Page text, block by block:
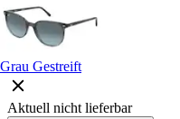
Grau Gestreift
Aktuell nicht lieferbar